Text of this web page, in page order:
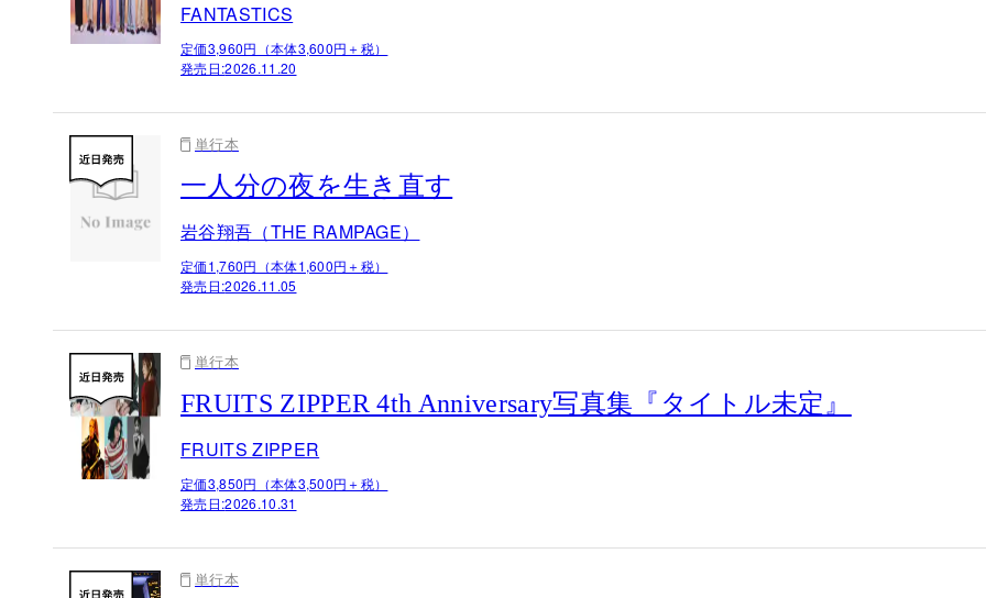
FANTASTICS
定価3,960円（本体3,600円＋税）
発売日:2026.11.20
単行本
一人分の夜を生き直す
岩谷翔吾（THE RAMPAGE）
定価1,760円（本体1,600円＋税）
発売日:2026.11.05
単行本
FRUITS ZIPPER 4th Anniversary写真集『タイトル未定』
FRUITS ZIPPER
定価3,850円（本体3,500円＋税）
発売日:2026.10.31
単行本